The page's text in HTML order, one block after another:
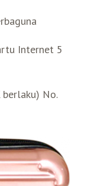
Internet 5
No.